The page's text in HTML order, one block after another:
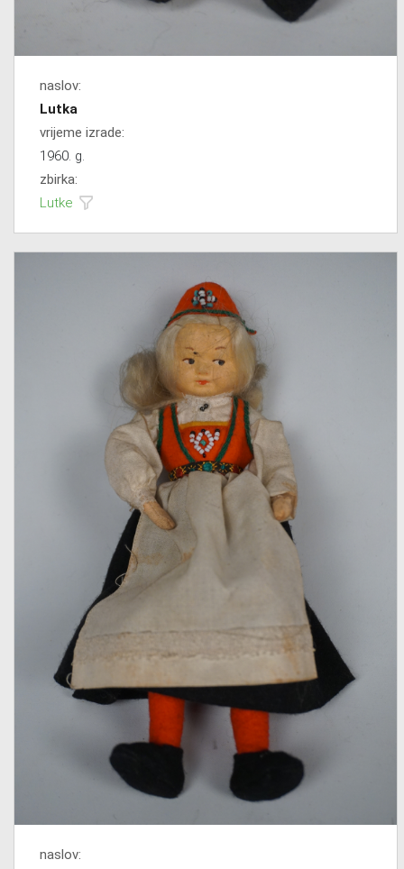
naslov:
Lutka
vrijeme izrade:
1960. g.
zbirka:
Lutke
naslov: